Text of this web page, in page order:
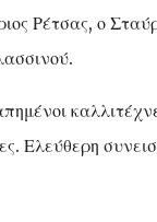
Ρέτσας, ο
Ελεύθερη